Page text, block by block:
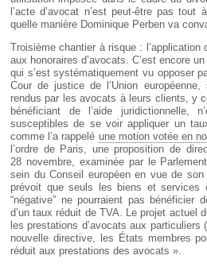
l’acte d’avocat n’est peut-être pas
quelle manière Dominique Perben va
Troisième chantier à risque : l’application
aux honoraires d’avocats. C’est encore
qui s’est systématiquement vu opposer
Cour de justice de l’Union
rendus par les avocats à leurs clients, y
bénéficiant de l’aide juridictionnelle,
susceptibles de se voir appliquer un
comme l’a rappelé une motion votée en
l’ordre de Paris, une proposition de
28 novembre, examinée par le
sein du Conseil européen en vue de
prévoit que seuls les biens et services
“négative” ne pourraient pas bénéficier
d’un taux réduit de TVA. Le projet actuel
les prestations d’avocats aux particuliers
nouvelle directive, les États membres
réduit aux prestations des avocats ».